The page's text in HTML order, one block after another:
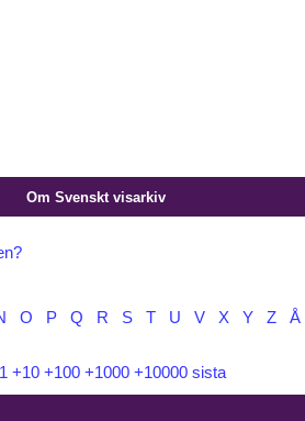
Om Svenskt visarkiv
O P Q R S T U V X Y Z Å
+10 +100 +1000 +10000 sista